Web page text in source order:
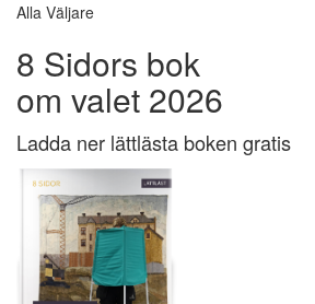
Alla Väljare
8 Sidors bok
om valet 2026
Ladda ner lättlästa boken gratis